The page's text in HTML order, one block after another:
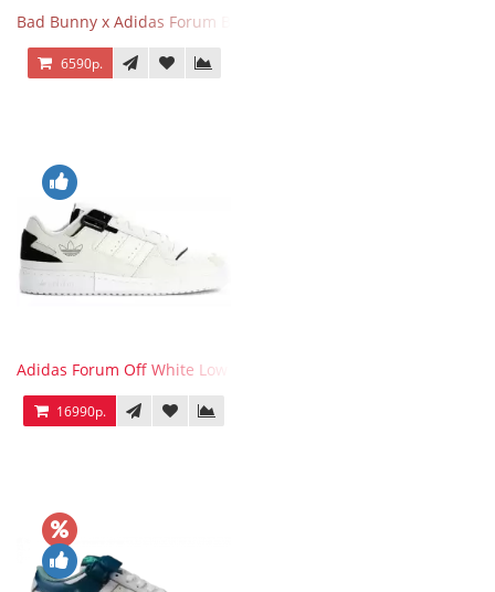
Bad Bunny x Adidas Forum Buckle Low Fluorescent Green
6590р.
Adidas Forum Off White Low White Black
16990р.